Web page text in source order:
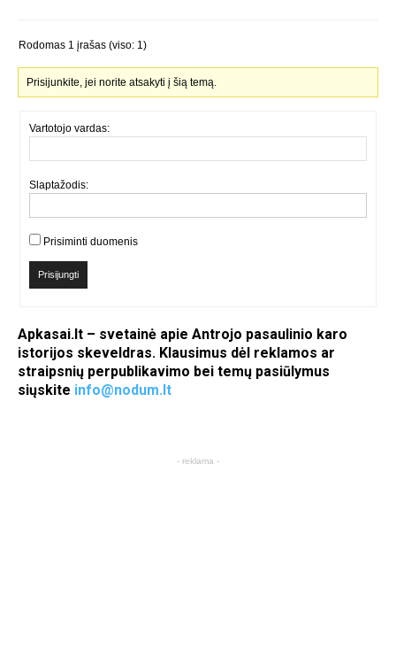
Rodomas 1 įrašas (viso: 1)
Prisijunkite, jei norite atsakyti į šią temą.
Vartotojo vardas:
Slaptažodis:
Prisiminti duomenis
Prisijungti
Apkasai.lt – svetainė apie Antrojo pasaulinio karo
istorijos skeveldras. Klausimus dėl reklamos ar
straipsnių perpublikavimo bei temų pasiūlymus
siųskite info@nodum.lt
- reklama -